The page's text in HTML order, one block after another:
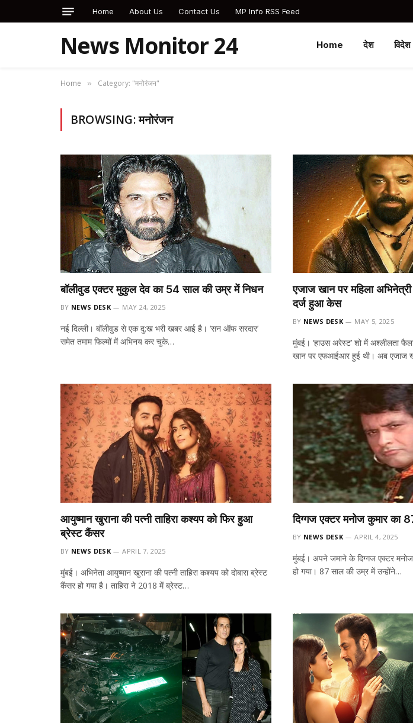
Home About Us Contact Us MP Info RSS Feed
News Monitor 24 Home देश विदेश
Home » Category: "मनोरंजन"
BROWSING:मनोरंजन
बॉलीवुड एक्टर मुकुल देव का 54 साल की उम्र में निधन
BY NEWS DESK MAY 24, 2025
नई दिल्ली। बॉलीवुड से एक दु:ख भरी खबर आई है। ‘सन ऑफ सरदार’
समेत तमाम फिल्मों में अभिनय कर चुके…
एजाज खान पर महिला
दर्ज हुआ केस
BY NEWS DESK MAY 5, 2025
मुंबई। ‘हाउस अरेस्ट’ शो में अश्लीलता
खान पर एफआईआर हुई थी। अब एजाज
आयुष्मान खुराना की पत्नी ताहिरा कश्यप को फिर हुआ
ब्रेस्ट कैंसर
BY NEWS DESK APRIL 7, 2025
मुंबई। अभिनेता आयुष्मान खुराना की पत्नी ताहिरा कश्यप को दोबारा ब्रेस्ट
कैंसर हो गया है। ताहिरा ने 2018 में ब्रेस्ट…
दिग्गज एक्टर मनोज कुमार का
BY NEWS DESK APRIL 4, 2025
मुंबई। अपने जमाने के दिग्गज एक्टर
हो गया। 87 साल की उम्र में उन्होंने…